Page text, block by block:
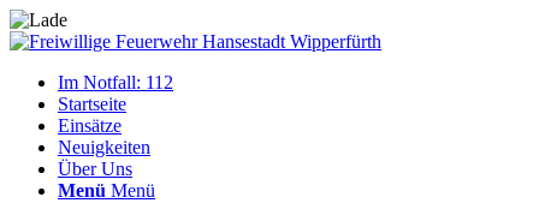
Im Notfall: 112
Startseite
Einsätze
Neuigkeiten
Über Uns
Menü Menü